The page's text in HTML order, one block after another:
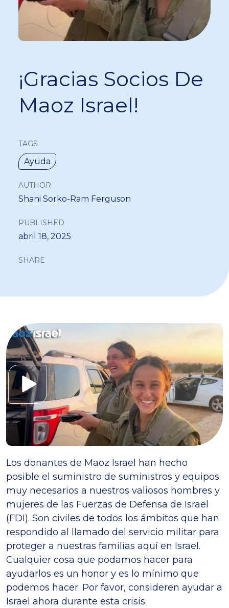
¡Gracias Socios De
Maoz Israel!
TAGS
Ayuda
AUTHOR
Shani Sorko-Ram Ferguson
PUBLISHED
abril 18, 2025
SHARE
Los donantes de Maoz Israel han hecho
posible el suministro de suministros y equipos
muy necesarios a nuestros valiosos hombres y
mujeres de las Fuerzas de Defensa de Israel
(FDI). Son civiles de todos los ámbitos que han
respondido al llamado del servicio militar para
proteger a nuestras familias aquí en Israel.
Cualquier cosa que podamos hacer para
ayudarlos es un honor y es lo mínimo que
podemos hacer. Por favor, consideren ayudar a
Israel ahora durante esta crisis.